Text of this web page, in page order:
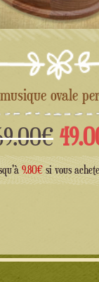
ovale
€ Le
prix
9.80€ si vous